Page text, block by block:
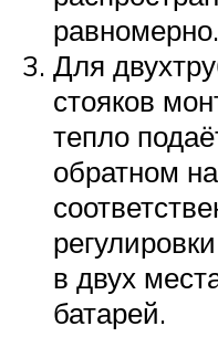
равномерно.
Для
стояков
тепло
обратном
в двух
батарей.